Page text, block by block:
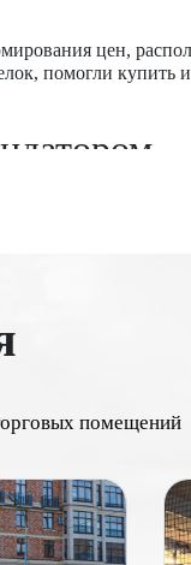
цен,
помогли купить
за 9-13 лет.
все помещения
помещений